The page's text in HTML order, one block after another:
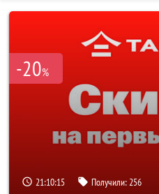
-20%
21:10:15 Получили:256